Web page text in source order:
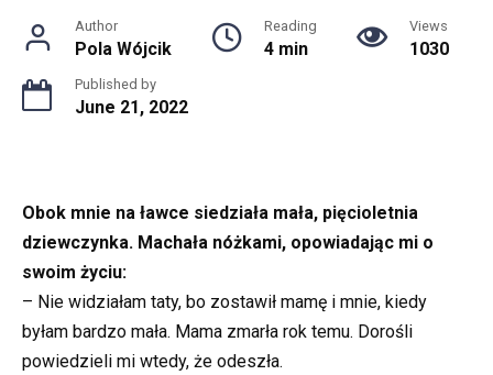
Author
Pola Wójcik
Reading
4 min
Views
1030
Published by
June 21, 2022
Obok mnie na ławce siedziała mała, pięcioletnia
dziewczynka. Machała nóżkami, opowiadając mi o
swoim życiu:
– Nie widziałam taty, bo zostawił mamę i mnie, kiedy
byłam bardzo mała. Mama zmarła rok temu. Dorośli
powiedzieli mi wtedy, że odeszła.